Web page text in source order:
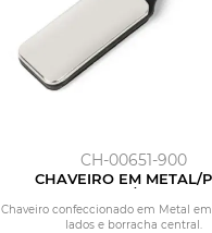
CH-00651-900
CHAVEIRO EM METAL/
PRATA/PRETO
Chaveiro confeccionado em Metal
lados e borracha central.